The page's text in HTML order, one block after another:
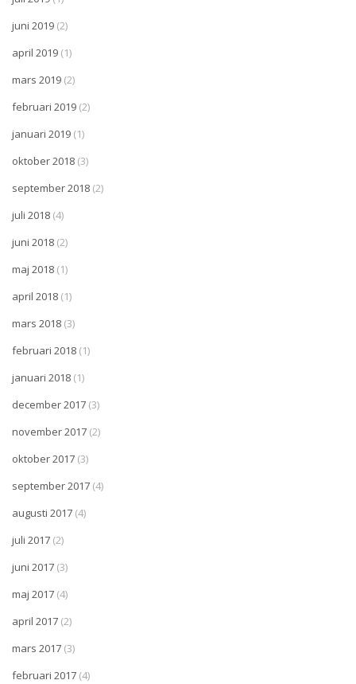
juni 2019 (2)
april 2019 (1)
mars 2019 (2)
februari 2019 (2)
januari 2019 (1)
oktober 2018 (3)
september 2018 (2)
juli 2018 (4)
juni 2018 (2)
maj 2018 (1)
april 2018 (1)
mars 2018 (3)
februari 2018 (1)
januari 2018 (1)
december 2017 (3)
november 2017 (2)
oktober 2017 (3)
september 2017 (4)
augusti 2017 (4)
juli 2017 (2)
juni 2017 (3)
maj 2017 (4)
april 2017 (2)
mars 2017 (3)
februari 2017 (4)